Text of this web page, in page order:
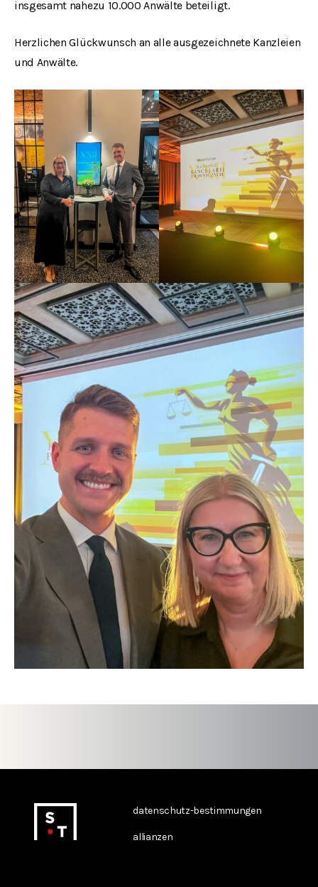
insgesamt nahezu 10.000 Anwälte beteiligt.
Herzlichen Glückwunsch an alle ausgezeichnete Kanzleien
und Anwälte.
datenschutz-bestimmungen
allianzen